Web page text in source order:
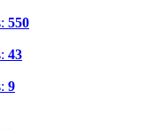
550
43
9